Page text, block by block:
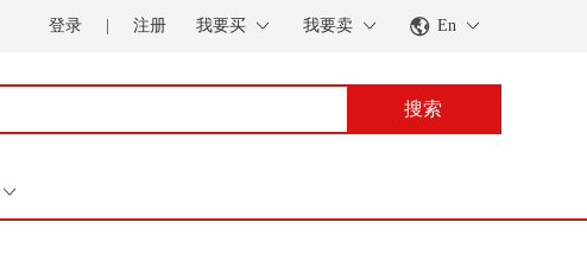
登录 注册 我要买 我要卖 En
搜索